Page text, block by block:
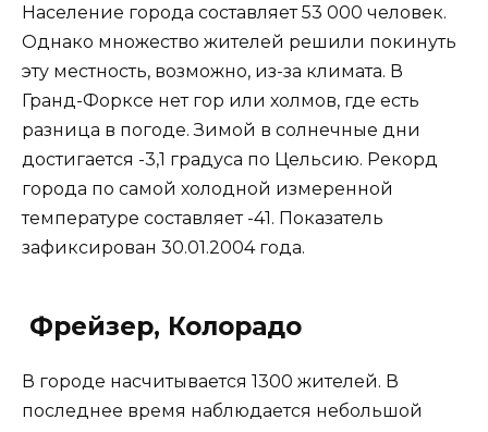
Население города составляет 53 000 человек.
Однако множество жителей решили покинуть
эту местность, возможно, из-за климата. В
Гранд-Форксе нет гор или холмов, где есть
разница в погоде. Зимой в солнечные дни
достигается -3,1 градуса по Цельсию. Рекорд
города по самой холодной измеренной
температуре составляет -41. Показатель
зафиксирован 30.01.2004 года.
Фрейзер, Колорадо
В городе насчитывается 1300 жителей. В
последнее время наблюдается небольшой